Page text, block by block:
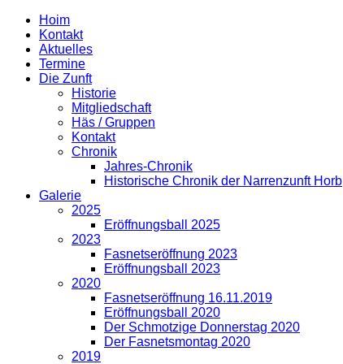
Hoim
Kontakt
Aktuelles
Termine
Die Zunft
Historie
Mitgliedschaft
Häs / Gruppen
Kontakt
Chronik
Jahres-Chronik
Historische Chronik der Narrenzunft Horb
Galerie
2025
Eröffnungsball 2025
2023
Fasnetseröffnung 2023
Eröffnungsball 2023
2020
Fasnetseröffnung 16.11.2019
Eröffnungsball 2020
Der Schmotzige Donnerstag 2020
Der Fasnetsmontag 2020
2019